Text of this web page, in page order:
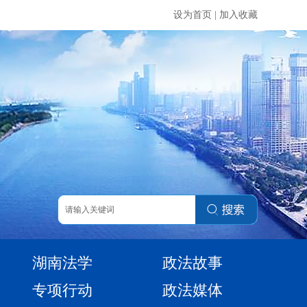
设为首页 加入收藏
湖南法学
政法故事
专项行动
政法媒体